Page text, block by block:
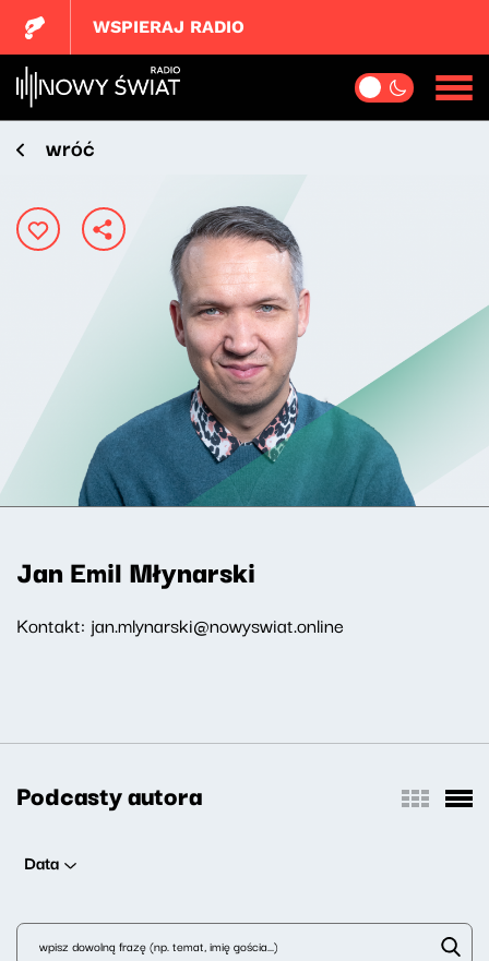
WSPIERAJ RADIO
wróć
Jan Emil Młynarski
Kontakt: jan.mlynarski@nowyswiat.online
Podcasty autora
Data